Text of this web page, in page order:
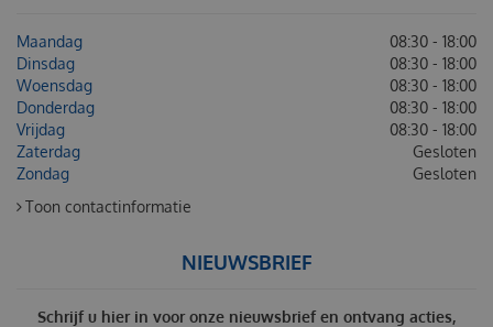
Maandag
08:30 - 18:00
Dinsdag
08:30 - 18:00
Woensdag
08:30 - 18:00
Donderdag
08:30 - 18:00
Vrijdag
08:30 - 18:00
Zaterdag
Gesloten
Zondag
Gesloten
Toon contactinformatie
NIEUWSBRIEF
Schrijf u hier in voor onze nieuwsbrief en ontvang acties,